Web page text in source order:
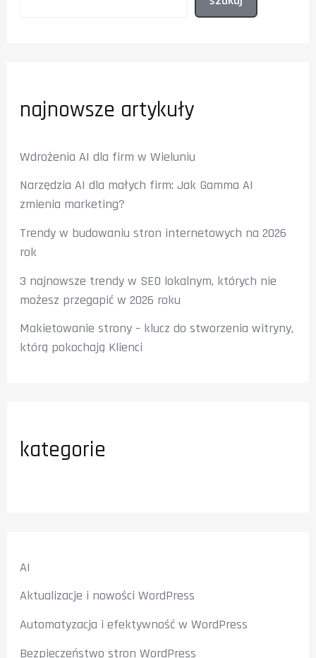
najnowsze artykuły
Wdrożenia AI dla firm w Wieluniu
Narzędzia AI dla małych firm: Jak Gamma AI
zmienia marketing?
Trendy w budowaniu stron internetowych na 2026
rok
3 najnowsze trendy w SEO lokalnym, których nie
możesz przegapić w 2026 roku
Makietowanie strony – klucz do stworzenia witryny,
którą pokochają Klienci
kategorie
AI
Aktualizacje i nowości WordPress
Automatyzacja i efektywność w WordPress
Bezpieczeństwo stron WordPress